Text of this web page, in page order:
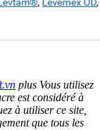
plus Vous utilisez
est considéré à
à utiliser ce site,
que tous les